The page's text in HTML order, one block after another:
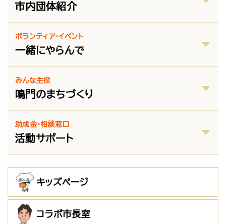
市内団体紹介
ボランティア・イベント
一緒にやらんで
みんな主役
鳴門のまちづくり
助成金・相談窓口
活動サポート
キッズページ
コラボ市長室